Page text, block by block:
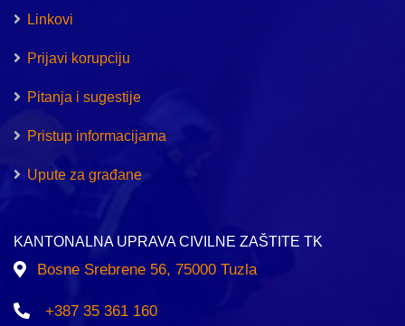
Linkovi
Prijavi korupciju
Pitanja i sugestije
Pristup informacijama
Upute za građane
KANTONALNA UPRAVA CIVILNE ZAŠTITE TK
Bosne Srebrene 56, 75000 Tuzla
+387 35 361 160